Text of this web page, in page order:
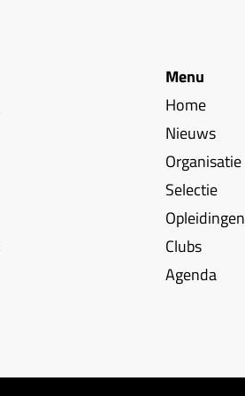
Menu
Home
Nieuws
Organisatie
Selectie
Opleidingen
Clubs
Agenda